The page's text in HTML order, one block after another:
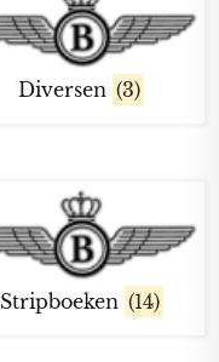
Diversen (3)
Stripboeken (14)